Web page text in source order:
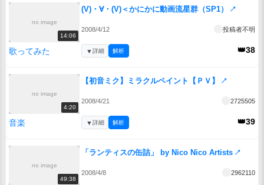
no image
14:06
(V)・∀・(V)＜かにかに動画流星群（SP1） ↗
2008/4/12 投稿者不明
歌ってみた 👑38
▼詳細 解析
no image
4:20
【初音ミク】ミラクルペイント【ＰＶ】 ↗
2008/4/21 2725505
音楽 👑39
▼詳細 解析
no image
49:38
「ランティスの缶詰」 by Nico Nico Artists ↗
2008/4/8 2962110